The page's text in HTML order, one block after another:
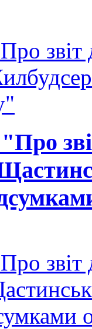
звіт
звіт